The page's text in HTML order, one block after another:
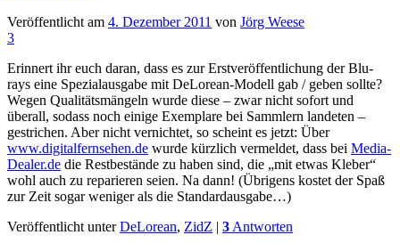
Veröffentlicht am 4. Dezember 2011 von Jörg Weese
3
Erinnert ihr euch daran, dass es zur Erstveröffentlichung der Blu-
rays eine Spezialausgabe mit DeLorean-Modell gab / geben sollte?
Wegen Qualitätsmängeln wurde diese – zwar nicht sofort und
überall, sodass noch einige Exemplare bei Sammlern landeten –
gestrichen. Aber nicht vernichtet, so scheint es jetzt: Über
www.digitalfernsehen.de wurde kürzlich vermeldet, dass bei Media-
Dealer.de die Restbestände zu haben sind, die „mit etwas Kleber“
wohl auch zu reparieren seien. Na dann! (Übrigens kostet der Spaß
zur Zeit sogar weniger als die Standardausgabe…)
Veröffentlicht unter DeLorean, ZidZ | 3 Antworten